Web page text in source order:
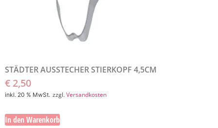
STÄDTER AUSSTECHER STIERKOPF 4,5CM
€ 2,50
inkl. 20 % MwSt. zzgl.Versandkosten
In den Warenkorb